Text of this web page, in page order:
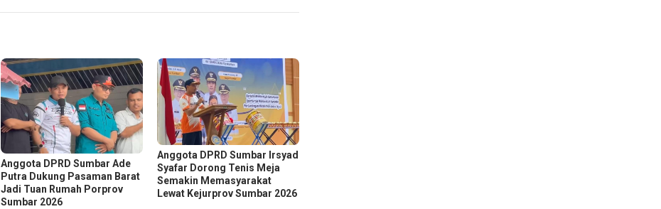
Anggota DPRD Sumbar Ade
Putra Dukung Pasaman Barat
Jadi Tuan Rumah Porprov
Sumbar 2026
Anggota DPRD Sumbar Irsyad
Syafar Dorong Tenis Meja
Semakin Memasyarakat
Lewat Kejurprov Sumbar 2026